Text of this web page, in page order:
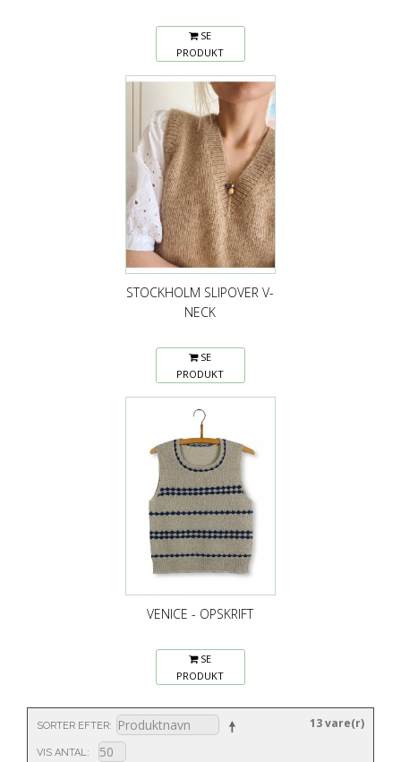
SE
PRODUKT
STOCKHOLM SLIPOVER V-
NECK
SE
PRODUKT
VENICE - OPSKRIFT
SE
PRODUKT
SORTER EFTER
VIS ANTAL
13 vare(r)